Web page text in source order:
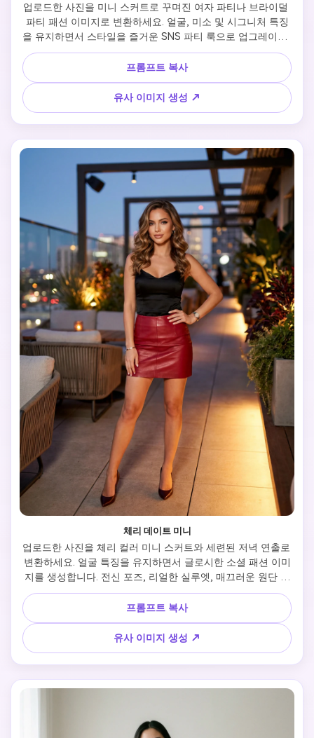
업로드한 사진을 미니 스커트로 꾸며진 여자 파티나 브라이덜
파티 패션 이미지로 변환하세요. 얼굴, 미소 및 시그니처 특징
을 유지하면서 스타일을 즐거운 SNS 파티 룩으로 업그레이드.
자신감 넘치는 전신 포즈, 반짝이는 악센트, 핏되는 힐, 상의,
은은한 광택의 리얼 원단, 밝은 파티 조명, 깨끗하고 고급스러
운 배경. 결과물은 즐겁고 포토제닉하며 현대적이며 참여율이
높은 스타일입니다.
프롬프트 복사
유사 이미지 생성 ↗
체리 데이트 미니
업로드한 사진을 체리 컬러 미니 스커트와 세련된 저녁 연출로
변환하세요. 얼굴 특징을 유지하면서 글로시한 소셜 패션 이미
지를 생성합니다. 전신 포즈, 리얼한 실루엣, 매끄러운 원단 질
감, 핏된 상의, 은은한 힐, 광택 헤어, 따뜻한 주변광. 고급 레스
토랑, 라운지 또는 루프탑 배경과 역광 활용. 결과물은 스타일
리시하고 여성스럽고 자신감 넘치며 TikTok 또는 Instagram
데이트 룩에 적합합니다.
프롬프트 복사
유사 이미지 생성 ↗